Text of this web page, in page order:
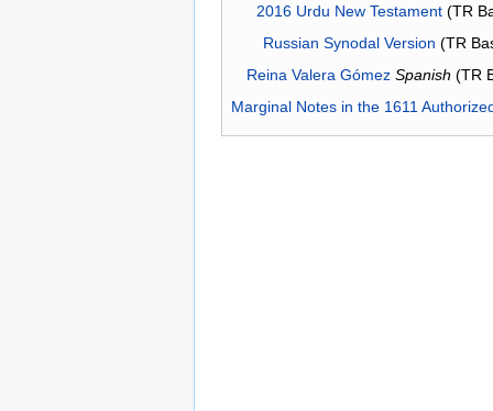
2016 Urdu New Testament(TR
Russian Synodal Version (TR
Reina Valera Gómez Spanish (TR
Marginal Notes in the 1611